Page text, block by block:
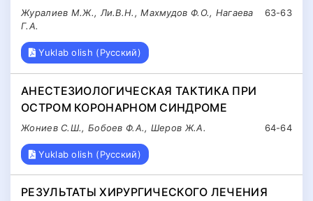
63-63
Журалиев М.Ж., Ли.В.Н., Махмудов Ф.О., Нагаева
Г.А.
Yuklab olish (Русский)
АНЕСТЕЗИОЛОГИЧЕСКАЯ ТАКТИКА ПРИ
ОСТРОМ КОРОНАРНОМ СИНДРОМЕ
64-64
Жониев С.Ш., Бобоев Ф.А., Шеров Ж.А.
Yuklab olish (Русский)
РЕЗУЛЬТАТЫ ХИРУРГИЧЕСКОГО ЛЕЧЕНИЯ